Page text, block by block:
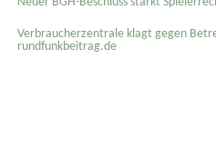
Verbraucherzentrale klagt gegen
rundfunkbeitrag.de